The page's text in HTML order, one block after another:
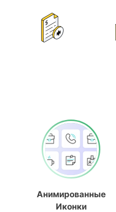
Анимированные
Иконки